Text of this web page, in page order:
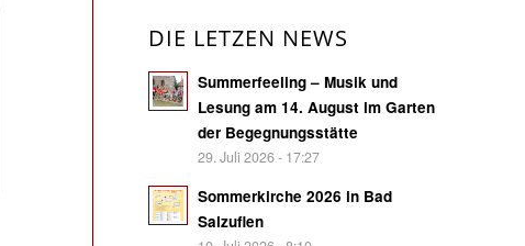
DIE LETZEN NEWS
Summerfeeling – Musik und
Lesung am 14. August im Garten
der Begegnungsstätte
29. Juli 2026 - 17:27
Sommerkirche 2026 in Bad
Salzuflen